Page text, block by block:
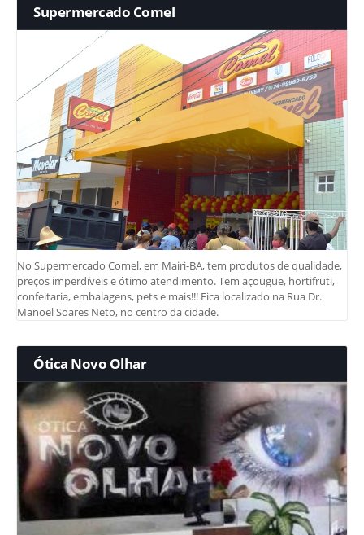
Supermercado Comel
No Supermercado Comel, em Mairi-BA, tem produtos de qualidade,
preços imperdíveis e ótimo atendimento. Tem açougue, hortifruti,
confeitaria, embalagens, pets e mais!!! Fica localizado na Rua Dr.
Manoel Soares Neto, no centro da cidade.
Ótica Novo Olhar